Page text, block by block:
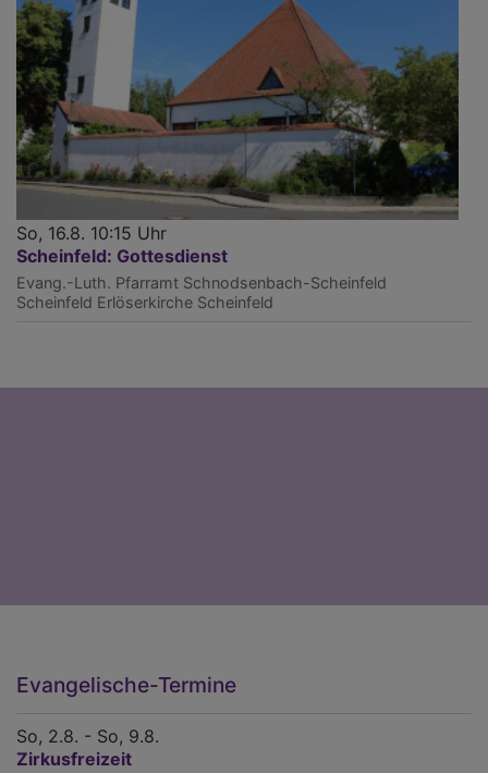
So, 16.8. 10:15 Uhr
Scheinfeld: Gottesdienst
Evang.-Luth. Pfarramt Schnodsenbach-Scheinfeld
Scheinfeld Erlöserkirche Scheinfeld
Evangelische-Termine
So, 2.8. - So, 9.8.
Zirkusfreizeit